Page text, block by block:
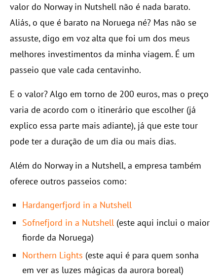
valor do Norway in Nutshell não é nada barato.
Aliás, o que é barato na Noruega né? Mas não se
assuste, digo em voz alta que foi um dos meus
melhores investimentos da minha viagem. É um
passeio que vale cada centavinho.
E o valor? Algo em torno de 200 euros, mas o preço
varia de acordo com o itinerário que escolher (já
explico essa parte mais adiante), já que este tour
pode ter a duração de um dia ou mais dias.
Além do Norway in a Nutshell, a empresa também
oferece outros passeios como:
Hardangerfjord in a Nutshell
Sofnefjord in a Nutshell (este aqui inclui o maior
fiorde da Noruega)
Northern Lights (este aqui é para quem sonha
em ver as luzes mágicas da aurora boreal)